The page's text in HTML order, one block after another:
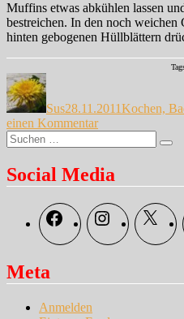
Muffins etwas abkühlen lassen
bestreichen. In den noch weichen
hinten gebogenen Hüllblättern
Autor
Sus28.11.2011Kochen,
einen Kommentarzu
is‘
das…
Suche
nach:
Social Media
FacebookInstagramX
Meta
Anmelden